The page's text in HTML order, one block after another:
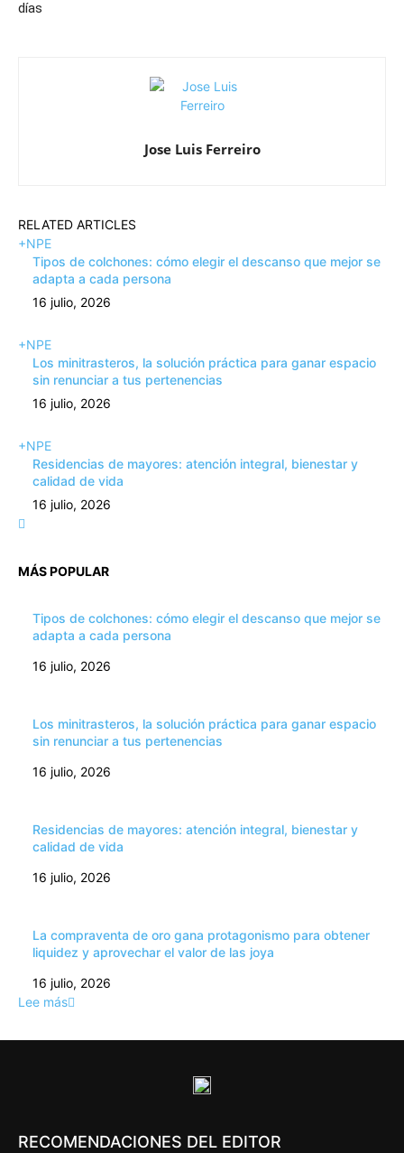
días
Jose Luis Ferreiro
RELATED ARTICLES
+NPE
Tipos de colchones: cómo elegir el descanso que mejor se
adapta a cada persona
16 julio, 2026
+NPE
Los minitrasteros, la solución práctica para ganar espacio
sin renunciar a tus pertenencias
16 julio, 2026
+NPE
Residencias de mayores: atención integral, bienestar y
calidad de vida
16 julio, 2026
MÁS POPULAR
Tipos de colchones: cómo elegir el descanso que mejor se
adapta a cada persona
16 julio, 2026
Los minitrasteros, la solución práctica para ganar espacio
sin renunciar a tus pertenencias
16 julio, 2026
Residencias de mayores: atención integral, bienestar y
calidad de vida
16 julio, 2026
La compraventa de oro gana protagonismo para obtener
liquidez y aprovechar el valor de las joya
16 julio, 2026
Lee más
RECOMENDACIONES DEL EDITOR